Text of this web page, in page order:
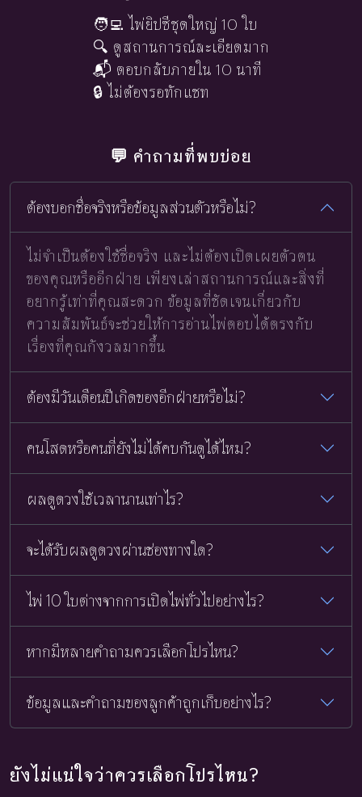
🧑‍💻 ไพ่ยิปซีชุดใหญ่ 10 ใบ
🔍 ดูสถานการณ์ละเอียดมาก
📬 ตอบกลับภายใน 10 นาที
🔒 ไม่ต้องรอทักแชท
💬 คำถามที่พบบ่อย
ต้องบอกชื่อจริงหรือข้อมูลส่วนตัวหรือไม่?
ไม่จำเป็นต้องใช้ชื่อจริง และไม่ต้องเปิดเผยตัวตน
ของคุณหรืออีกฝ่าย เพียงเล่าสถานการณ์และสิ่งที่
อยากรู้เท่าที่คุณสะดวก ข้อมูลที่ชัดเจนเกี่ยวกับ
ความสัมพันธ์จะช่วยให้การอ่านไพ่ตอบได้ตรงกับ
เรื่องที่คุณกังวลมากขึ้น
ต้องมีวันเดือนปีเกิดของอีกฝ่ายหรือไม่?
คนโสดหรือคนที่ยังไม่ได้คบกันดูได้ไหม?
ผลดูดวงใช้เวลานานเท่าไร?
จะได้รับผลดูดวงผ่านช่องทางใด?
ไพ่ 10 ใบต่างจากการเปิดไพ่ทั่วไปอย่างไร?
หากมีหลายคำถามควรเลือกโปรไหน?
ข้อมูลและคำถามของลูกค้าถูกเก็บอย่างไร?
ยังไม่แน่ใจว่าควรเลือกโปรไหน?